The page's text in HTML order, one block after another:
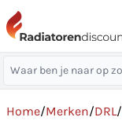
Home/Merken/DRL/